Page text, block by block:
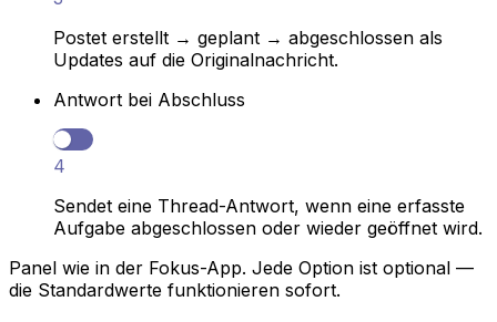
Postet erstellt → geplant → abgeschlossen als
Updates auf die Originalnachricht.
Antwort bei Abschluss
4
Sendet eine Thread-Antwort, wenn eine erfasste
Aufgabe abgeschlossen oder wieder geöffnet wird.
Panel wie in der Fokus-App. Jede Option ist optional —
die Standardwerte funktionieren sofort.